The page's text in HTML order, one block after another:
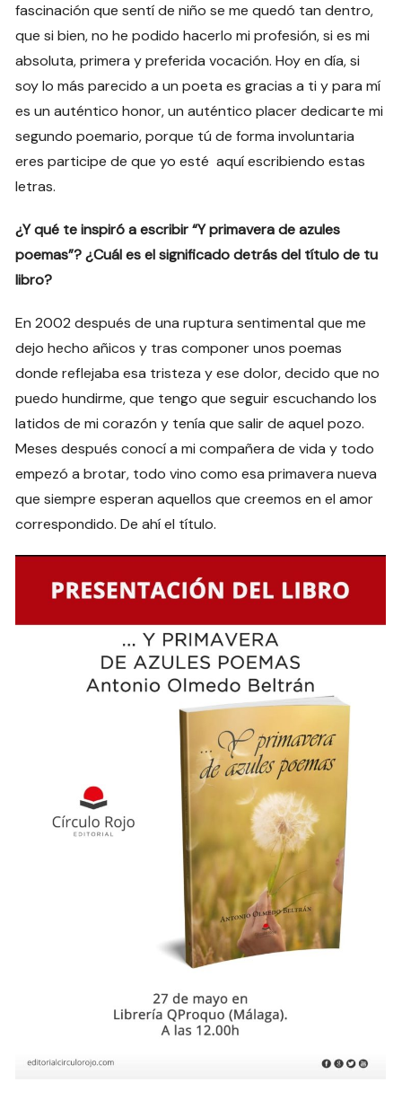
fascinación que sentí de niño se me quedó tan dentro,
que si bien, no he podido hacerlo mi profesión, si es mi
absoluta, primera y preferida vocación. Hoy en día, si
soy lo más parecido a un poeta es gracias a ti y para mí
es un auténtico honor, un auténtico placer dedicarte mi
segundo poemario, porque tú de forma involuntaria
eres participe de que yo esté aquí escribiendo estas
letras.
¿Y qué te inspiró a escribir “Y primavera de azules
poemas”? ¿Cuál es el significado detrás del título de tu
libro?
En 2002 después de una ruptura sentimental que me
dejo hecho añicos y tras componer unos poemas
donde reflejaba esa tristeza y ese dolor, decido que no
puedo hundirme, que tengo que seguir escuchando los
latidos de mi corazón y tenía que salir de aquel pozo.
Meses después conocí a mi compañera de vida y todo
empezó a brotar, todo vino como esa primavera nueva
que siempre esperan aquellos que creemos en el amor
correspondido. De ahí el título.